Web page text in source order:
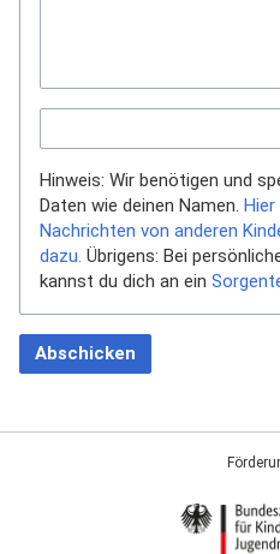
Hinweis: Wir benötigen und
Daten wie deinen Namen.
Nachrichten von anderen
dazu. Übrigens: Bei
kannst du dich an ein
Abschicken